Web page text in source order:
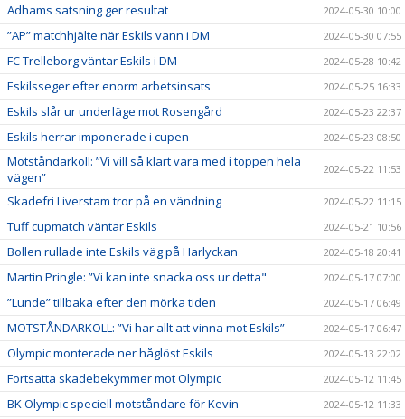
Adhams satsning ger resultat 2024-05-30 10:00
”AP” matchhjälte när Eskils vann i DM 2024-05-30 07:55
FC Trelleborg väntar Eskils i DM 2024-05-28 10:42
Eskilsseger efter enorm arbetsinsats 2024-05-25 16:33
Eskils slår ur underläge mot Rosengård 2024-05-23 22:37
Eskils herrar imponerade i cupen 2024-05-23 08:50
Motståndarkoll: ”Vi vill så klart vara med i toppen hela
vägen”
2024-05-22 11:53
Skadefri Liverstam tror på en vändning 2024-05-22 11:15
Tuff cupmatch väntar Eskils 2024-05-21 10:56
Bollen rullade inte Eskils väg på Harlyckan 2024-05-18 20:41
Martin Pringle: ”Vi kan inte snacka oss ur detta" 2024-05-17 07:00
”Lunde” tillbaka efter den mörka tiden 2024-05-17 06:49
MOTSTÅNDARKOLL: ”Vi har allt att vinna mot Eskils” 2024-05-17 06:47
Olympic monterade ner håglöst Eskils 2024-05-13 22:02
Fortsatta skadebekymmer mot Olympic 2024-05-12 11:45
BK Olympic speciell motståndare för Kevin 2024-05-12 11:33